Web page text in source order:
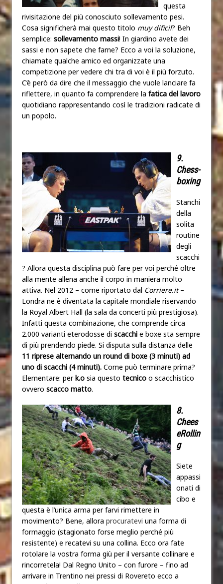
questa
rivisitazione del più conosciuto sollevamento pesi.
Cosa significherà mai questo titolo muy dificil? Beh
semplice: sollevamento massi! In giardino avete dei
sassi e non sapete che farne? Ecco a voi la soluzione,
chiamate qualche amico ed organizzate una
competizione per vedere chi tra di voi è il più forzuto.
C’è però da dire che il messaggio che vuole lanciare fa
riflettere, in quanto fa comprendere la fatica del lavoro
quotidiano rappresentando così le tradizioni radicate di
un popolo.
9.
Chess-
boxing
Stanchi
della
solita
routine
degli
scacchi
? Allora questa disciplina può fare per voi perché oltre
alla mente allena anche il corpo in maniera molto
attiva. Nel 2012 – come riportato dal Corriere.it–
Londra ne è diventata la capitale mondiale riservando
la Royal Albert Hall (la sala da concerti più prestigiosa).
Infatti questa combinazione, che comprende circa
2.000 varianti eterodosse di scacchi e boxe sta sempre
di più prendendo piede. Si disputa sulla distanza delle
11 riprese alternando un round di boxe (3 minuti) ad
uno di scacchi (4 minuti). Come può terminare prima?
Elementare: perk.o sia questo tecnico o scacchistico
ovvero scacco matto.
8.
Chees
eRollin
g
Siete
appassi
onati di
cibo e
questa è l’unica arma per farvi rimettere in
movimento? Bene, allora procuratevi una forma di
formaggio (stagionato forse meglio perché più
resistente) e recatevi su una collina. Ecco ora fate
rotolare la vostra forma giù per il versante collinare e
rincorretela! Dal Regno Unito – con furore – fino ad
arrivare in Trentino nei pressi di Rovereto ecco a